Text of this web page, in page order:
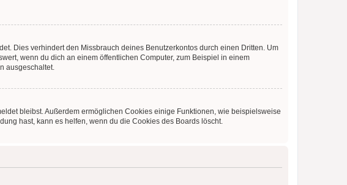
Dies verhindert den Missbrauch deines Benutzerkontos durch einen Dritten. Um
wenn du dich an einem öffentlichen Computer, zum Beispiel in einem
ausgeschaltet.
bleibst. Außerdem ermöglichen Cookies einige Funktionen, wie beispielsweise
hast, kann es helfen, wenn du die Cookies des Boards löscht.